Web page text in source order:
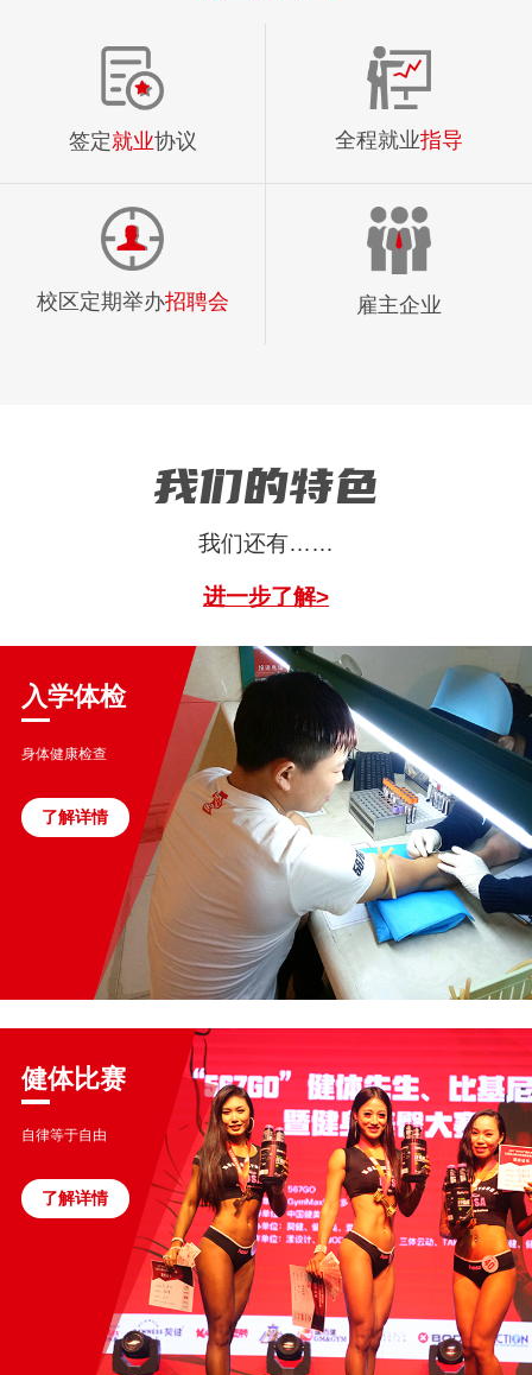
签定就业协议 全程就业指导
校区定期举办招聘会 雇主企业
我们的特色
我们还有……
进一步了解>
入学体检
身体健康检查
了解详情
健体比赛
自律等于自由
了解详情